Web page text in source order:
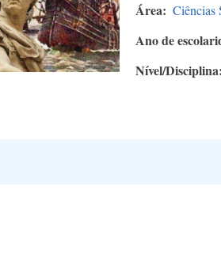
Área Ciências
Ano de
Nível/Disciplina